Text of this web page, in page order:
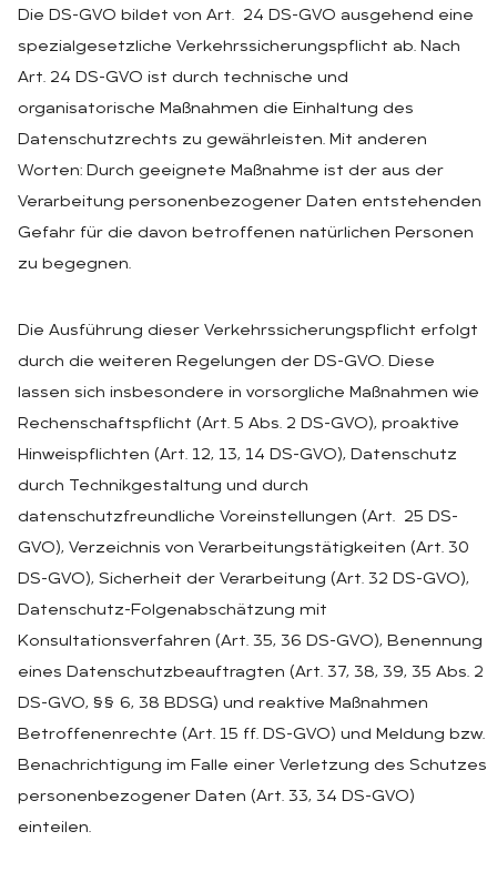
Die DS-GVO bildet von Art. 24 DS-GVO ausgehend eine
spezialgesetzliche Verkehrssicherungspflicht ab. Nach
Art. 24 DS-GVO ist durch technische und
organisatorische Maßnahmen die Einhaltung des
Datenschutzrechts zu gewährleisten. Mit anderen
Worten: Durch geeignete Maßnahme ist der aus der
Verarbeitung personenbezogener Daten entstehenden
Gefahr für die davon betroffenen natürlichen Personen
zu begegnen.
Die Ausführung dieser Verkehrssicherungspflicht erfolgt
durch die weiteren Regelungen der DS-GVO. Diese
lassen sich insbesondere in vorsorgliche Maßnahmen wie
Rechenschaftspflicht (Art. 5 Abs. 2 DS-GVO), proaktive
Hinweispflichten (Art. 12, 13, 14 DS-GVO), Datenschutz
durch Technikgestaltung und durch
datenschutzfreundliche Voreinstellungen (Art. 25 DS-
GVO), Verzeichnis von Verarbeitungstätigkeiten (Art. 30
DS-GVO), Sicherheit der Verarbeitung (Art. 32 DS-GVO),
Datenschutz-Folgenabschätzung mit
Konsultationsverfahren (Art. 35, 36 DS-GVO), Benennung
eines Datenschutzbeauftragten (Art. 37, 38, 39, 35 Abs. 2
DS-GVO, §§ 6, 38 BDSG) und reaktive Maßnahmen
Betroffenenrechte (Art. 15 ff. DS-GVO) und Meldung bzw.
Benachrichtigung im Falle einer Verletzung des Schutzes
personenbezogener Daten (Art. 33, 34 DS-GVO)
einteilen.